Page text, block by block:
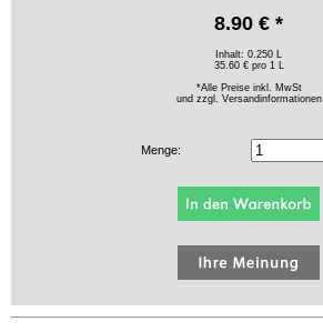
8.90 € *
Inhalt: 0.250 L
35.60 € pro 1 L
*Alle Preise inkl. MwSt
und zzgl. Versandinformationen
Menge: